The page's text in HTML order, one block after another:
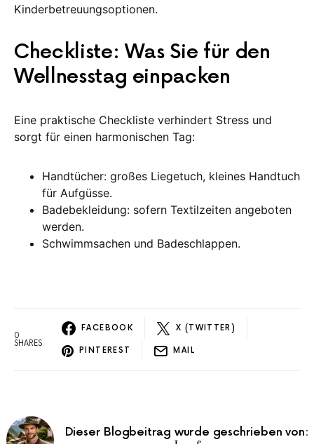
Kinderbetreuungsoptionen.
Checkliste: Was Sie für den
Wellnesstag einpacken
Eine praktische Checkliste verhindert Stress und
sorgt für einen harmonischen Tag:
Handtücher: großes Liegetuch, kleines Handtuch
für Aufgüsse.
Badebekleidung: sofern Textilzeiten angeboten
werden.
Schwimmsachen und Badeschlappen.
0
SHARES
FACEBOOK X (TWITTER)
PINTEREST MAIL
Dieser Blogbeitrag wurde geschrieben von: